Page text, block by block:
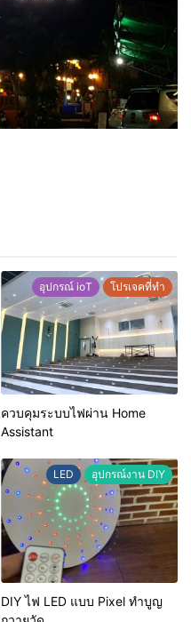
อุปกรณ์ ioT โปรเจคที่ทำ
ควบคุมระบบไฟผ่าน Home
Assistant
LED อุปกรณ์งาน DIY
DIY ไฟ LED แบบ Pixel ทำบูญ